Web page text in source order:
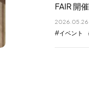
FAIR 開
2026.05.26
イベント